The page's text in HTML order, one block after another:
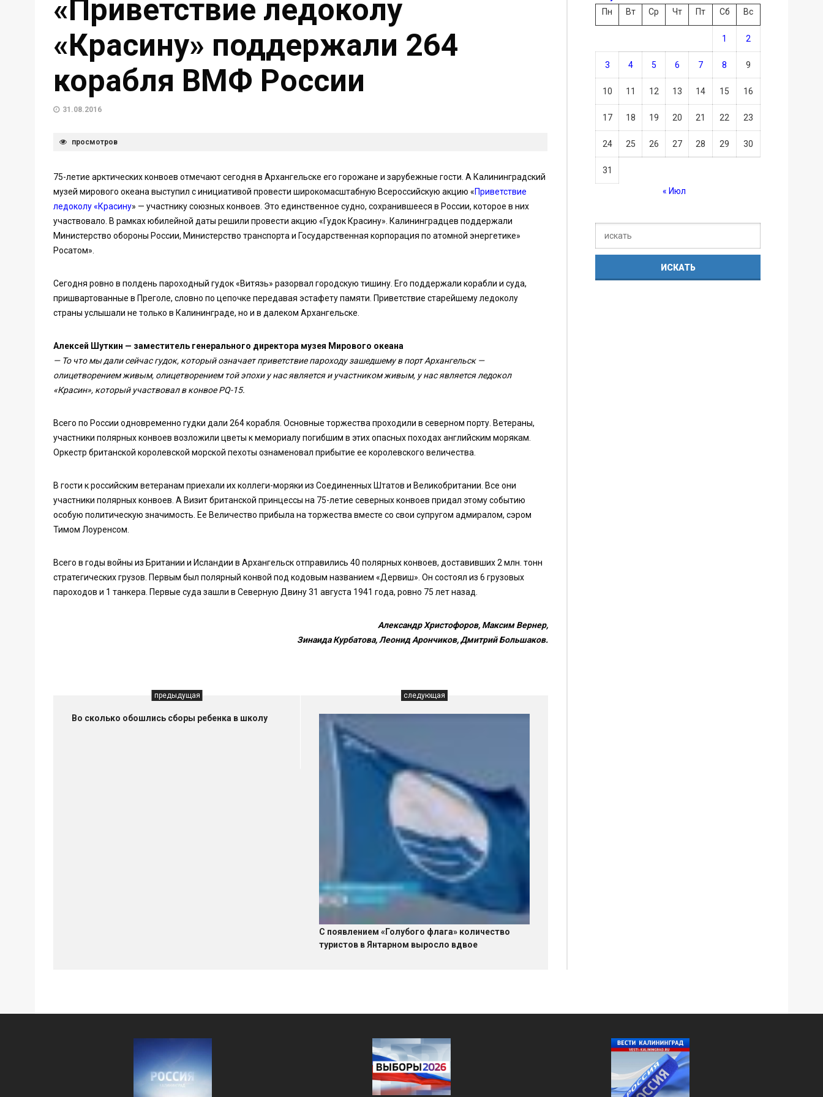
«Приветствие ледоколу
«Красину» поддержали 264
корабля ВМФ России
31.08.2016
просмотров
75-летие арктических конвоев отмечают сегодня в Архангельске его горожане и зарубежные гости. А Калининградский
музей мирового океана выступил с инициативой провести широкомасштабную Всероссийскую акцию «Приветствие
ледоколу «Красину» — участнику союзных конвоев. Это единственное судно, сохранившееся в России, которое в них
участвовало. В рамках юбилейной даты решили провести акцию «Гудок Красину». Калининградцев поддержали
Министерство обороны России, Министерство транспорта и Государственная корпорация по атомной энергетике»
Росатом».
Сегодня ровно в полдень пароходный гудок «Витязь» разорвал городскую тишину. Его поддержали корабли и суда,
пришвартованные в Преголе, словно по цепочке передавая эстафету памяти. Приветствие старейшему ледоколу
страны услышали не только в Калининграде, но и в далеком Архангельске.
Алексей Шуткин — заместитель генерального директора музея Мирового океана
— То что мы дали сейчас гудок, который означает приветствие пароходу зашедшему в порт Архангельск —
олицетворением живым, олицетворением той эпохи у нас является и участником живым, у нас является ледокол
«Красин», который участвовал в конвое PQ-15.
Всего по России одновременно гудки дали 264 корабля. Основные торжества проходили в северном порту. Ветераны,
участники полярных конвоев возложили цветы к мемориалу погибшим в этих опасных походах английским морякам.
Оркестр британской королевской морской пехоты ознаменовал прибытие ее королевского величества.
В гости к российским ветеранам приехали их коллеги-моряки из Соединенных Штатов и Великобритании. Все они
участники полярных конвоев. А Визит британской принцессы на 75-летие северных конвоев придал этому событию
особую политическую значимость. Ее Величество прибыла на торжества вместе со свои супругом адмиралом, сэром
Тимом Лоуренсом.
Всего в годы войны из Британии и Исландии в Архангельск отправились 40 полярных конвоев, доставивших 2 млн. тонн
стратегических грузов. Первым был полярный конвой под кодовым названием «Дервиш». Он состоял из 6 грузовых
пароходов и 1 танкера. Первые суда зашли в Северную Двину 31 августа 1941 года, ровно 75 лет назад.
Александр Христофоров, Максим Вернер,
Зинаида Курбатова, Леонид Арончиков, Дмитрий Большаков.
предыдущая
Во сколько обошлись сборы ребенка в школу
следующая
С появлением «Голубого флага» количество
туристов в Янтарном выросло вдвое
Пн
Вт Ср Чт Пт Сб Вс
1 2
3 4 5 6 7 8 9
10 11 12 13 14 15 16
17 18 19 20 21 22 23
24 25 26 27 28 29 30
31
« Июл